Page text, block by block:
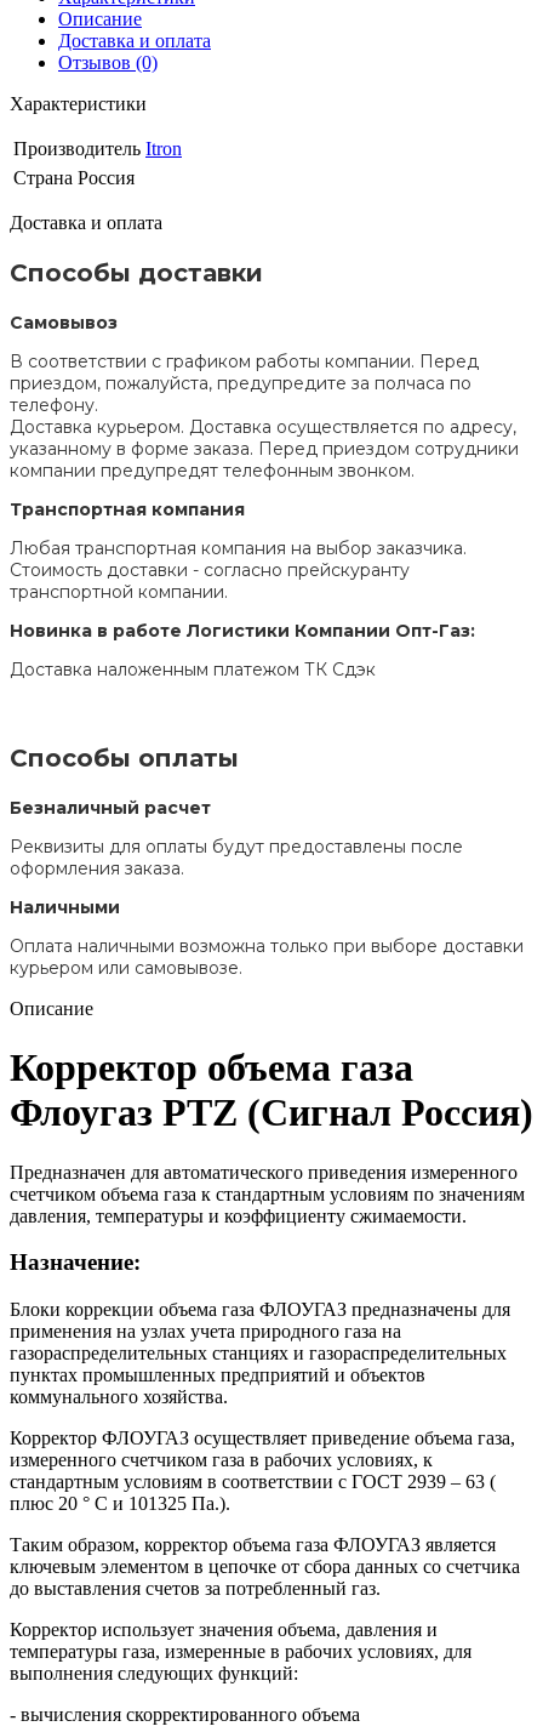
Описание
Доставка и оплата
Отзывов (0)
Характеристики
Производитель Itron
Страна Россия
Доставка и оплата
Способы доставки
Самовывоз
В соответствии с графиком работы компании. Перед
приездом, пожалуйста, предупредите за полчаса по
телефону.
Доставка курьером. Доставка осуществляется по адресу,
указанному в форме заказа. Перед приездом сотрудники
компании предупредят телефонным звонком.
Транспортная компания
Любая транспортная компания на выбор заказчика.
Стоимость доставки - согласно прейскуранту
транспортной компании.
Новинка в работе Логистики Компании Опт-Газ:
Доставка наложенным платежом ТК Сдэк
Способы оплаты
Безналичный расчет
Реквизиты для оплаты будут предоставлены после
оформления заказа.
Наличными
Оплата наличными возможна только при выборе доставки
курьером или самовывозе.
Описание
Корректор объема газа
Флоугаз PTZ (Сигнал Россия)
Предназначен для автоматического приведения измеренного
счетчиком объема газа к стандартным условиям по значениям
давления, температуры и коэффициенту сжимаемости.
Назначение:
Блоки коррекции объема газа ФЛОУГАЗ предназначены для
применения на узлах учета природного газа на
газораспределительных станциях и газораспределительных
пунктах промышленных предприятий и объектов
коммунального хозяйства.
Корректор ФЛОУГАЗ осуществляет приведение объема газа,
измеренного счетчиком газа в рабочих условиях, к
стандартным условиям в соответствии с ГОСТ 2939 – 63 (
плюс 20 ° С и 101325 Па.).
Таким образом, корректор объема газа ФЛОУГАЗ является
ключевым элементом в цепочке от сбора данных со счетчика
до выставления счетов за потребленный газ.
Корректор использует значения объема, давления и
температуры газа, измеренные в рабочих условиях, для
выполнения следующих функций:
- вычисления скорректированного объема